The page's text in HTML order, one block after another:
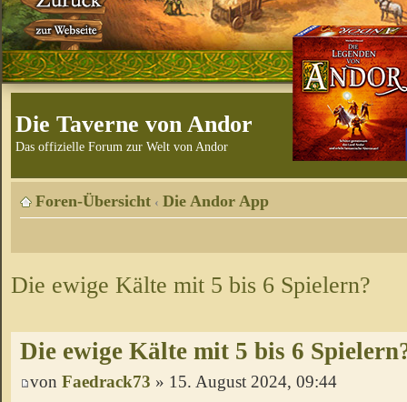
Die Taverne von Andor
Das offizielle Forum zur Welt von Andor
Foren-Übersicht ‹ Die Andor App
Die ewige Kälte mit 5 bis 6 Spielern?
Die ewige Kälte mit 5 bis 6
von Faedrack73 » 15. August 2024, 09:44